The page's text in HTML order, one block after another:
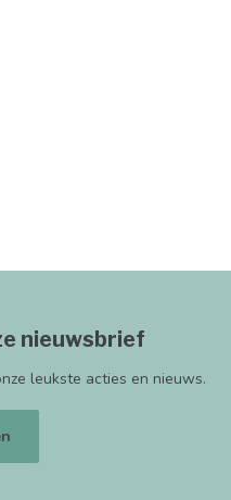
nieuwsbrief
leukste acties en nieuws.